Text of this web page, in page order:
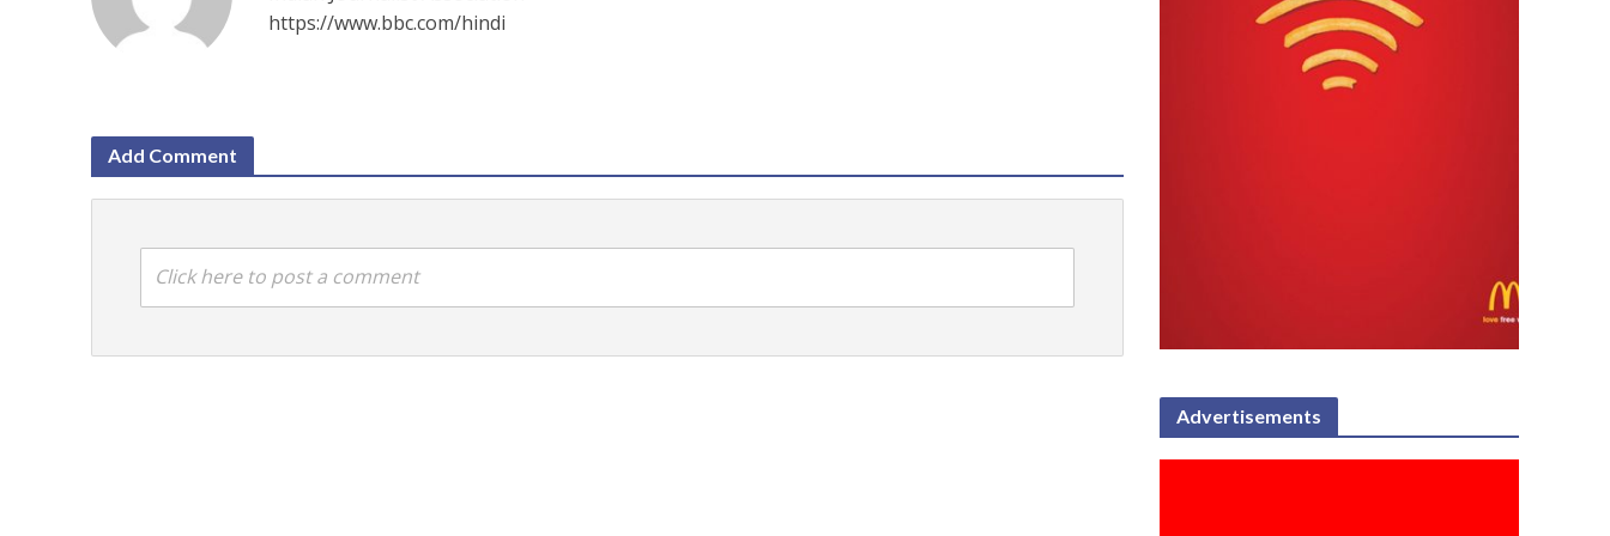
https://www.bbc.com/hindi
Add Comment
Click here to post a comment
Advertisements